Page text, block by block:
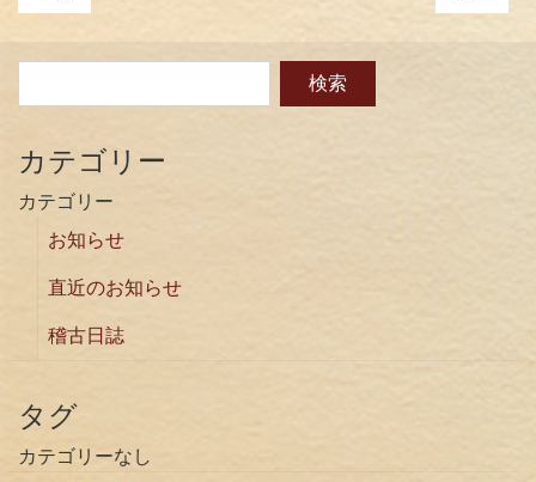
カテゴリー
カテゴリー
お知らせ
直近のお知らせ
稽古日誌
タグ
カテゴリーなし